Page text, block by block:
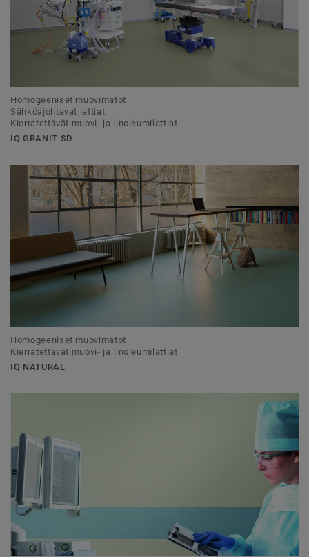
Homogeeniset muovimatot
Sähköäjohtavat lattiat
Kierrätettävät muovi- ja linoleumilattiat
IQ GRANIT SD
Homogeeniset muovimatot
Kierrätettävät muovi- ja linoleumilattiat
IQ NATURAL